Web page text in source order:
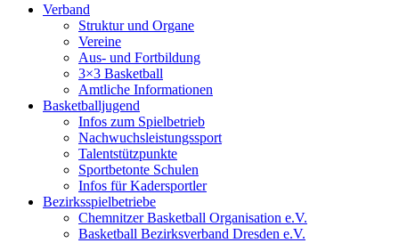
Verband
Struktur und Organe
Vereine
Aus- und Fortbildung
3×3 Basketball
Amtliche Informationen
Basketballjugend
Infos zum Spielbetrieb
Nachwuchsleistungssport
Talentstützpunkte
Sportbetonte Schulen
Infos für Kadersportler
Bezirksspielbetriebe
Chemnitzer Basketball Organisation e.V.
Basketball Bezirksverband Dresden e.V.